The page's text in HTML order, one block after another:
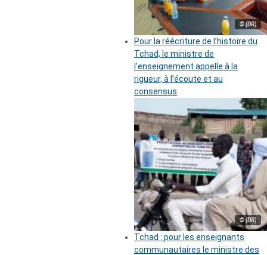
© (DR)
Pour la réécriture de l’histoire du
Tchad, le ministre de
l’enseignement appelle à la
rigueur, à l’écoute et au
consensus
© (DR)
Tchad : pour les enseignants
communautaires le ministre des